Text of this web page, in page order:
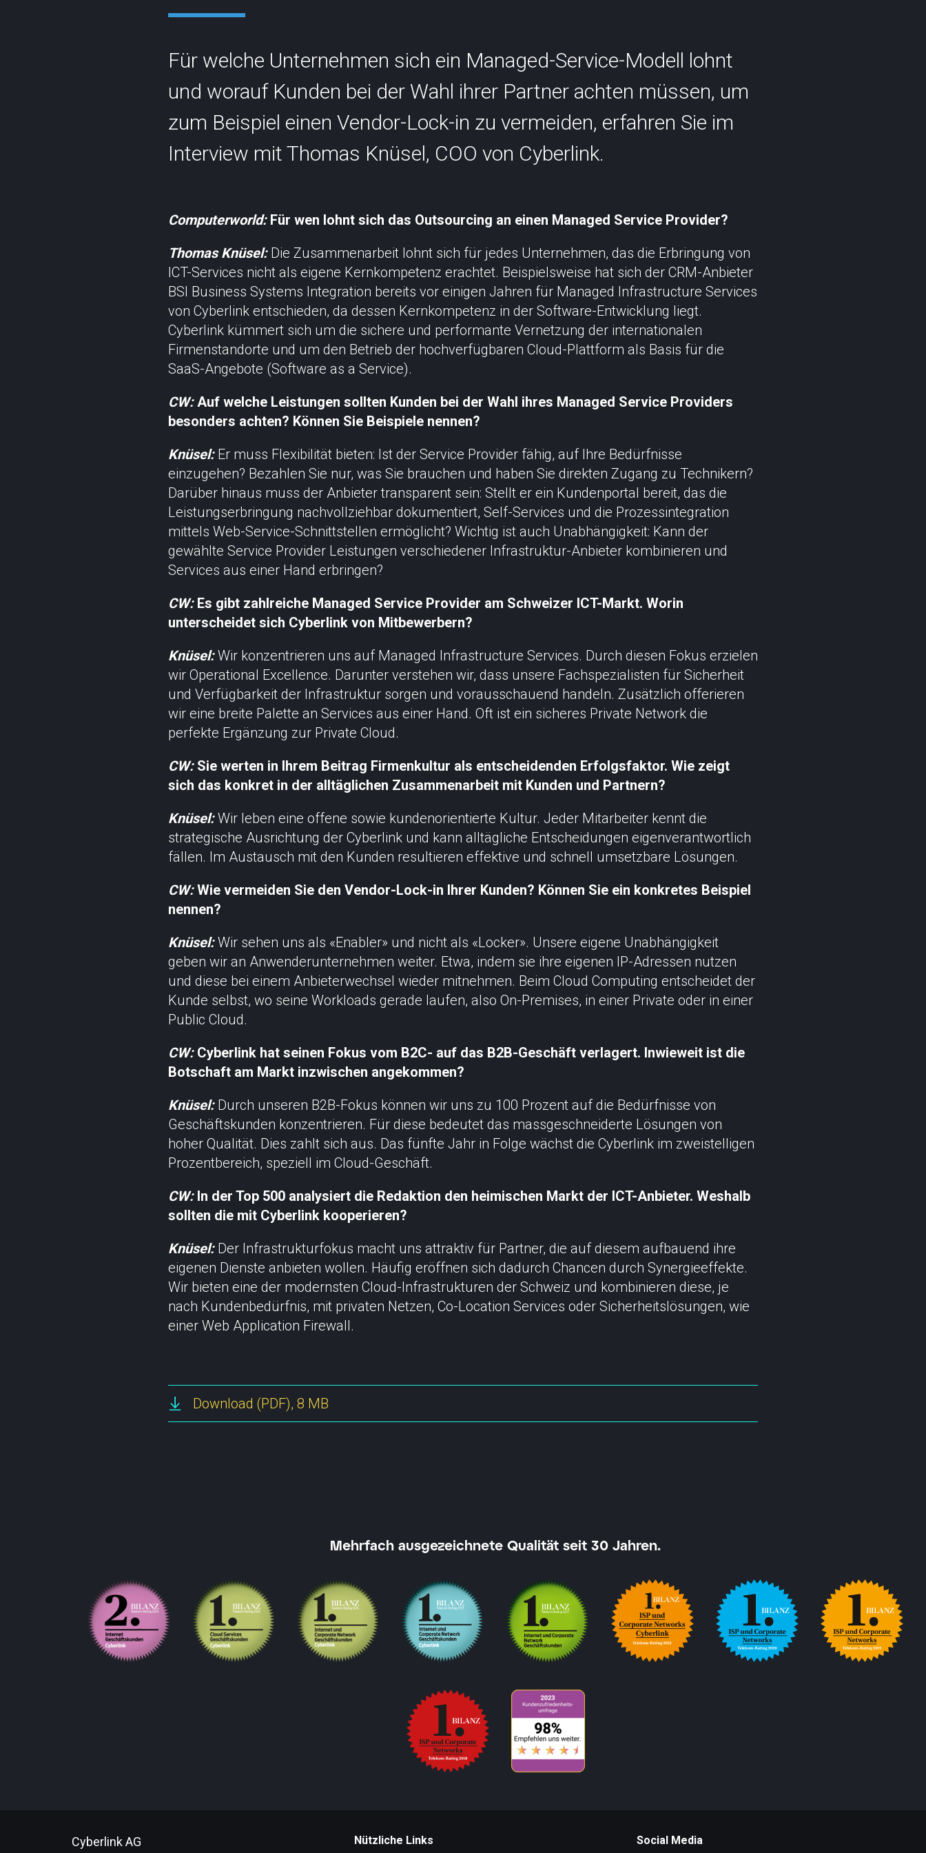
Kontakt
info@cyberlink.ch
+41 44 287 29 92
Status Support
Für welche Unternehmen sich ein Managed-Service-Modell lohnt
und worauf Kunden bei der Wahl ihrer Partner achten müssen, um
zum Beispiel einen Vendor-Lock-in zu vermeiden, erfahren Sie im
Interview mit Thomas Knüsel, COO von Cyberlink.
Computerworld:Für wen lohnt sich das Outsourcing an einen Managed Service Provider?
Thomas Knüsel:Die Zusammenarbeit lohnt sich für jedes Unternehmen, das die Erbringung von
ICT-Services nicht als eigene Kernkompetenz erachtet. Beispielsweise hat sich der CRM-Anbieter
BSI Business Systems Integration bereits vor einigen Jahren für Managed Infrastructure Services
von Cyberlink entschieden, da dessen Kernkompetenz in der Software-Entwicklung liegt.
Cyberlink kümmert sich um die sichere und performante Vernetzung der internationalen
Firmenstandorte und um den Betrieb der hochverfügbaren Cloud-Plattform als Basis für die
SaaS-Angebote (Software as a Service).
CW: Auf welche Leistungen sollten Kunden bei der Wahl ihres Managed Service Providers
besonders achten? Können Sie Beispiele nennen?
Knüsel: Er muss Flexibilität bieten: Ist der Service Provider fähig, auf Ihre Bedürfnisse
einzugehen? Bezahlen Sie nur, was Sie brauchen und haben Sie direkten Zugang zu Technikern?
Darüber hinaus muss der Anbieter transparent sein: Stellt er ein Kundenportal bereit, das die
Leistungserbringung nachvollziehbar dokumentiert, Self-Services und die Prozessintegration
mittels Web-Service-Schnittstellen ermöglicht? Wichtig ist auch Unabhängigkeit: Kann der
gewählte Service Provider Leistungen verschiedener Infrastruktur-Anbieter kombinieren und
Services aus einer Hand erbringen?
CW:Es gibt zahlreiche Managed Service Provider am Schweizer ICT-Markt. Worin
unterscheidet sich Cyberlink von Mitbewerbern?
Knüsel:Wir konzentrieren uns auf Managed Infrastructure Services. Durch diesen Fokus erzielen
wir Operational Excellence. Darunter verstehen wir, dass unsere Fachspezialisten für Sicherheit
und Verfügbarkeit der Infrastruktur sorgen und vorausschauend handeln. Zusätzlich offerieren
wir eine breite Palette an Services aus einer Hand. Oft ist ein sicheres Private Network die
perfekte Ergänzung zur Private Cloud.
CW: Sie werten in Ihrem Beitrag Firmenkultur als entscheidenden Erfolgsfaktor. Wie zeigt
sich das konkret in der alltäglichen Zusammenarbeit mit Kunden und Partnern?
Knüsel:Wir leben eine offene sowie kundenorientierte Kultur. Jeder Mitarbeiter kennt die
strategische Ausrichtung der Cyberlink und kann alltägliche Entscheidungen eigenverantwortlich
fällen. Im Austausch mit den Kunden resultieren effektive und schnell umsetzbare Lösungen.
CW:Wie vermeiden Sie den Vendor-Lock-in Ihrer Kunden? Können Sie ein konkretes Beispiel
nennen?
Knüsel:Wir sehen uns als «Enabler» und nicht als «Locker». Unsere eigene Unabhängigkeit
geben wir an Anwenderunternehmen weiter. Etwa, indem sie ihre eigenen IP-Adressen nutzen
und diese bei einem Anbieterwechsel wieder mitnehmen. Beim Cloud Computing entscheidet der
Kunde selbst, wo seine Workloads gerade laufen, also On-Premises, in einer Private oder in einer
Public Cloud.
CW: Cyberlink hat seinen Fokus vom B2C- auf das B2B-Geschäft verlagert. Inwieweit ist die
Botschaft am Markt inzwischen angekommen?
Knüsel: Durch unseren B2B-Fokus können wir uns zu 100 Prozent auf die Bedürfnisse von
Geschäftskunden konzentrieren. Für diese bedeutet das massgeschneiderte Lösungen von
hoher Qualität. Dies zahlt sich aus. Das fünfte Jahr in Folge wächst die Cyberlink im zweistelligen
Prozentbereich, speziell im Cloud-Geschäft.
CW:In der Top 500 analysiert die Redaktion den heimischen Markt der ICT-Anbieter. Weshalb
sollten die mit Cyberlink kooperieren?
Knüsel: Der Infrastrukturfokus macht uns attraktiv für Partner, die auf diesem aufbauend ihre
eigenen Dienste anbieten wollen. Häufig eröffnen sich dadurch Chancen durch Synergieeffekte.
Wir bieten eine der modernsten Cloud-Infrastrukturen der Schweiz und kombinieren diese, je
nach Kundenbedürfnis, mit privaten Netzen, Co-Location Services oder Sicherheitslösungen, wie
einer Web Application Firewall.
Download (PDF), 8 MB
Mehrfach ausgezeichnete Qualität seit 30 Jahren.
Cyberlink AG Nützliche Links Social Media